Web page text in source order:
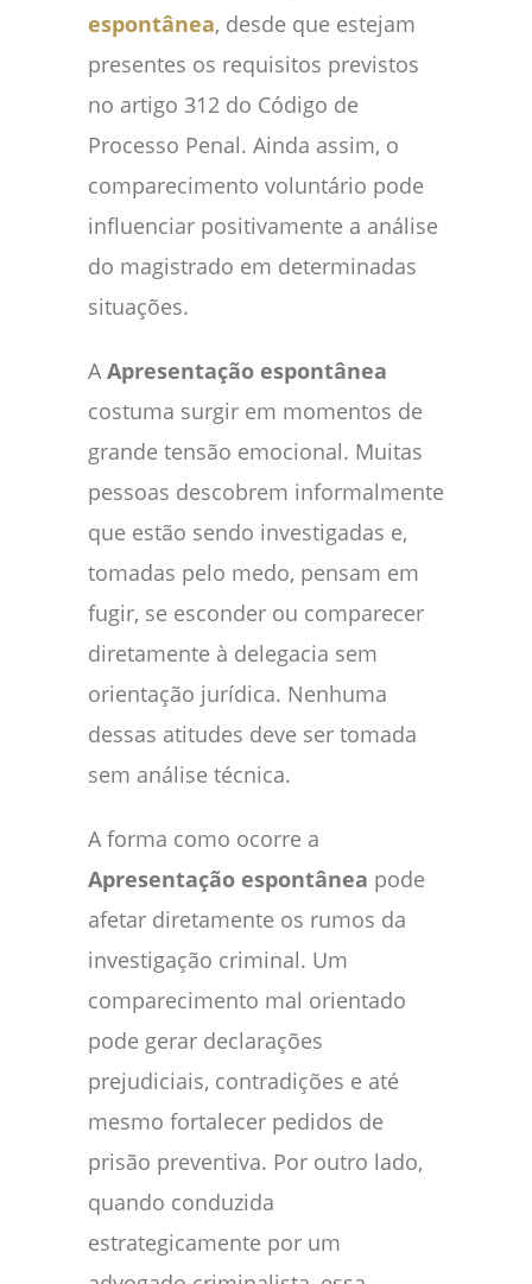
espontânea, desde que estejam
presentes os requisitos previstos
no artigo 312 do Código de
Processo Penal. Ainda assim, o
comparecimento voluntário pode
influenciar positivamente a análise
do magistrado em determinadas
situações.
AApresentação espontânea
costuma surgir em momentos de
grande tensão emocional. Muitas
pessoas descobrem informalmente
que estão sendo investigadas e,
tomadas pelo medo, pensam em
fugir, se esconder ou comparecer
diretamente à delegacia sem
orientação jurídica. Nenhuma
dessas atitudes deve ser tomada
sem análise técnica.
A forma como ocorre a
Apresentação espontânea pode
afetar diretamente os rumos da
investigação criminal. Um
comparecimento mal orientado
pode gerar declarações
prejudiciais, contradições e até
mesmo fortalecer pedidos de
prisão preventiva. Por outro lado,
quando conduzida
estrategicamente por um